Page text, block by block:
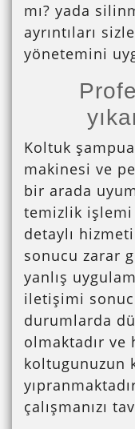
mı? yada
ayrıntıları
yönetemini
Koltuk
makinesi ve
bir arada
temizlik işlemi
detaylı
sonucu zarar
yanlış
iletişimi
durumlarda
olmaktadır ve
koltugunuzun
çalışmanızı